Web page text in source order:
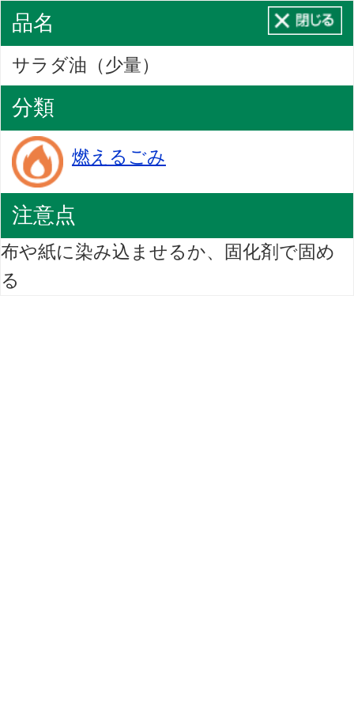
品名
サラダ油（少量）
分類
燃えるごみ
注意点
布や紙に染み込ませるか、固化剤で固め
る